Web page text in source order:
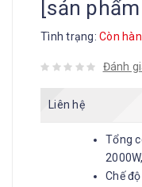
[sản
Tình trạng: Còn
Đánh
Liên hệ
Tổng
Chế